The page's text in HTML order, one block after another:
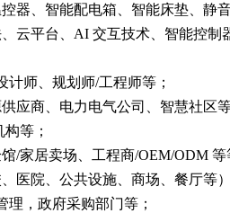
器、智能配电箱、智能床垫、静
云平台、AI 交互技术、智能控制
师、规划师/工程师等；
应商、电力电气公司、智慧社区等
等；
/家居卖场、工程商/OEM/ODM 等
医院、公共设施、商场、餐厅等）
，政府采购部门等；